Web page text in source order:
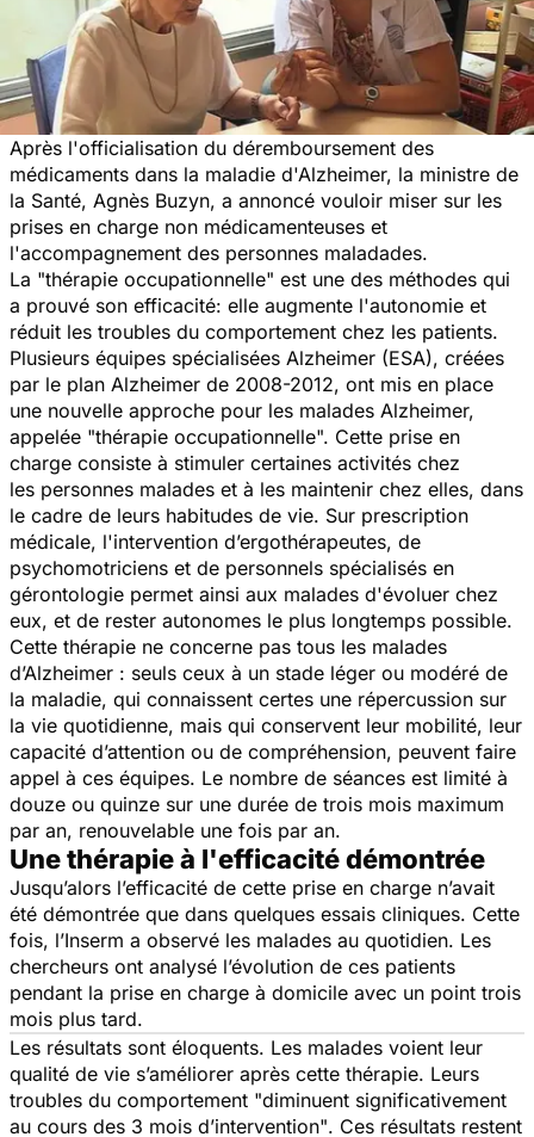
Après l'officialisation du déremboursement des
médicaments dans la maladie d'Alzheimer, la ministre de
la Santé, Agnès Buzyn, a annoncé vouloir miser sur les
prises en charge non médicamenteuses et
l'accompagnement des personnes maladades.
La "thérapie occupationnelle" est une des méthodes qui
a prouvé son efficacité: elle augmente l'autonomie et
réduit les troubles du comportement chez les patients.
Plusieurs équipes spécialisées Alzheimer (ESA), créées
par le plan Alzheimer de 2008-2012, ont mis en place
une nouvelle approche pour les malades Alzheimer,
appelée "thérapie occupationnelle". Cette prise en
charge consiste à stimuler certaines activités chez
les personnes malades et à les maintenir chez elles, dans
le cadre de leurs habitudes de vie. Sur prescription
médicale, l'intervention d’ergothérapeutes, de
psychomotriciens et de personnels spécialisés en
gérontologie permet ainsi aux malades d'évoluer chez
eux, et de rester autonomes le plus longtemps possible.
Cette thérapie ne concerne pas tous les malades
d’Alzheimer : seuls ceux à un stade léger ou modéré de
la maladie, qui connaissent certes une répercussion sur
la vie quotidienne, mais qui conservent leur mobilité, leur
capacité d’attention ou de compréhension, peuvent faire
appel à ces équipes. Le nombre de séances est limité à
douze ou quinze sur une durée de trois mois maximum
par an, renouvelable une fois par an.
Une thérapie à l'efficacité démontrée
Jusqu’alors l’efficacité de cette prise en charge n’avait
été démontrée que dans quelques essais cliniques. Cette
fois, l’Inserm a observé les malades au quotidien. Les
chercheurs ont analysé l’évolution de ces patients
pendant la prise en charge à domicile avec un point trois
mois plus tard.
Les résultats sont éloquents. Les malades voient leur
qualité de vie s’améliorer après cette thérapie. Leurs
troubles du comportement "diminuent significativement
au cours des 3 mois d’intervention". Ces résultats restent